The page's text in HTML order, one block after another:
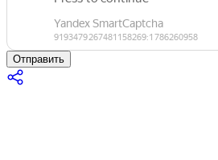
Отправить